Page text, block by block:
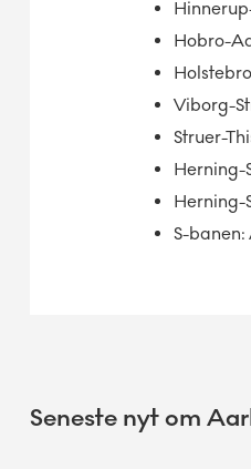
Hobro-
Viborg-
Struer-
Herning-
Herning-
S-banen:
Seneste nyt om